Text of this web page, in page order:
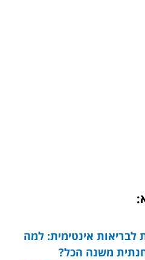
לבריאות אינטימית: למה
משנה הכל?